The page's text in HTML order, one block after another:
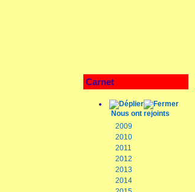
Carnet
Nous ont rejoints
2009
2010
2011
2012
2013
2014